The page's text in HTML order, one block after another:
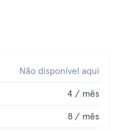
Não disponível aqui
4 / mês
8 / mês